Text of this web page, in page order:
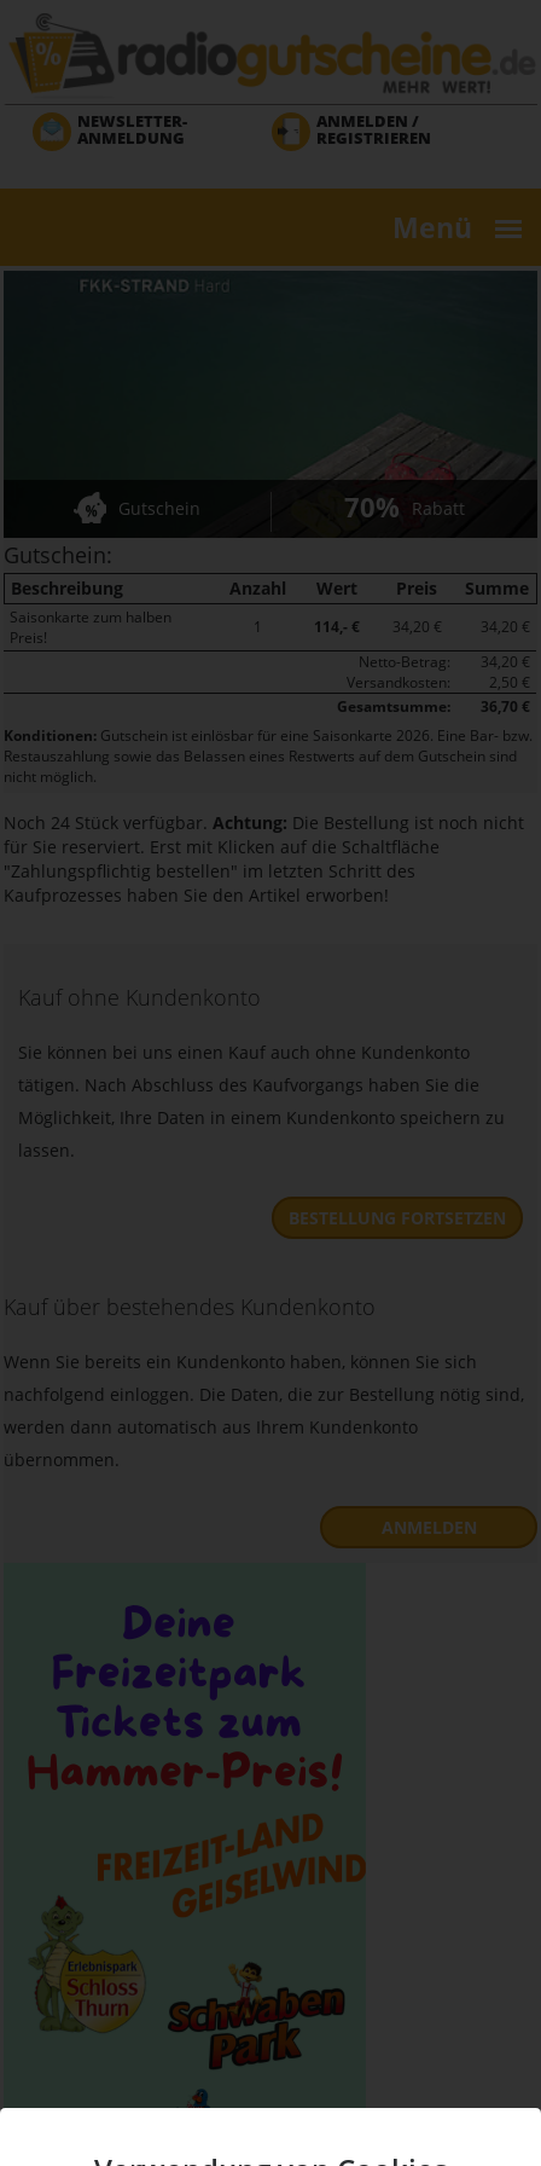
Direkt
zum
Inhalt
NEWSLETTER-
ANMELDUNG
ANMELDEN /
REGISTRIEREN
Menü
Gutschein 70% Rabatt
Gutschein:
Beschreibung Anzahl Wert Preis Summe
Saisonkarte zum halben
Preis!
1 114,- € 34,20 €
34,20 €
Netto-Betrag:
34,20 €
Versandkosten:
2,50 €
Gesamtsumme:
36,70 €
Konditionen: Gutschein ist einlösbar für eine Saisonkarte 2026. Eine Bar- bzw.
Restauszahlung sowie das Belassen eines Restwerts auf dem Gutschein sind
nicht möglich.
Noch 24 Stück verfügbar. Achtung: Die Bestellung ist noch nicht
für Sie reserviert. Erst mit Klicken auf die Schaltfläche
"Zahlungspflichtig bestellen" im letzten Schritt des
Kaufprozesses haben Sie den Artikel erworben!
Kauf ohne Kundenkonto
Sie können bei uns einen Kauf auch ohne Kundenkonto
tätigen. Nach Abschluss des Kaufvorgangs haben Sie die
Möglichkeit, Ihre Daten in einem Kundenkonto speichern zu
lassen.
BESTELLUNG FORTSETZEN
Kauf über bestehendes Kundenkonto
Wenn Sie bereits ein Kundenkonto haben, können Sie sich
nachfolgend einloggen. Die Daten, die zur Bestellung nötig sind,
werden dann automatisch aus Ihrem Kundenkonto
übernommen.
ANMELDEN